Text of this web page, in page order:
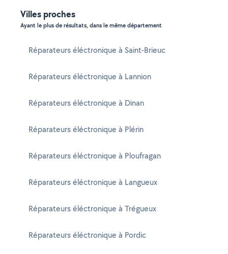
Villes proches
Ayant le plus de résultats, dans le même département
Réparateurs éléctronique à Saint-Brieuc
Réparateurs éléctronique à Lannion
Réparateurs éléctronique à Dinan
Réparateurs éléctronique à Plérin
Réparateurs éléctronique à Ploufragan
Réparateurs éléctronique à Langueux
Réparateurs éléctronique à Trégueux
Réparateurs éléctronique à Pordic